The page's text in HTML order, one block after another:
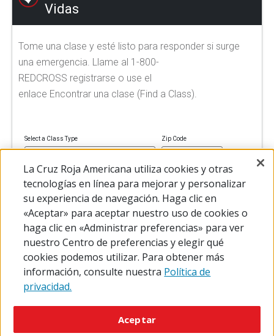
Vidas
Tome una clase y esté listo para responder si surge
una emergencia. Llame al 1-800-
REDCROSS registrarse o use el
enlace Encontrar una clase (Find a Class).
Select a Class Type Zip Code
FIND A CLASS
Mobile Apps
La Cruz Roja Americana utiliza cookies y otras
tecnologías en línea para mejorar y personalizar
su experiencia de navegación. Haga clic en
«Aceptar» para aceptar nuestro uso de cookies o
haga clic en «Administrar preferencias» para ver
nuestro Centro de preferencias y elegir qué
cookies podemos utilizar. Para obtener más
información, consulte nuestra Política de
privacidad.
Aceptar